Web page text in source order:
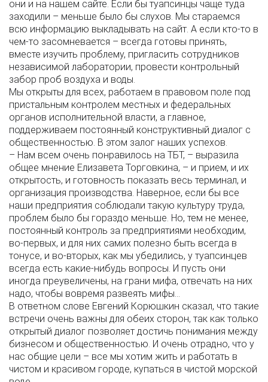
они и на нашем сайте. Если бы туапсинцы чаще туда
заходили – меньше было бы слухов. Мы стараемся
всю информацию выкладывать на сайт. А если кто-то в
чем-то засомневается – всегда готовы принять,
вместе изучить проблему, пригласить сотрудников
независимой лаборатории, провести контрольный
забор проб воздуха и воды.
Мы открыты для всех, работаем в правовом поле под
пристальным контролем местных и федеральных
органов исполнительной власти, а главное,
поддерживаем постоянный конструктивный диалог с
общественностью. В этом залог наших успехов.
– Нам всем очень понравилось на ТБТ, – выразила
общее мнение Елизавета Торговкина, – и прием, и их
открытость, и готовность показать весь терминал, и
организация производства. Наверное, если бы все
наши предприятия соблюдали такую культуру труда,
проблем было бы гораздо меньше. Но, тем не менее,
постоянный контроль за предприятиями необходим,
во-первых, и для них самих полезно быть всегда в
тонусе, и во-вторых, как мы убедились, у туапсинцев
всегда есть какие-нибудь вопросы. И пусть они
иногда преувеличены, на грани мифа, отвечать на них
надо, чтобы вовремя развеять мифы…
В ответном слове Евгений Корюшкин сказал, что такие
встречи очень важны для обеих сторон, так как только
открытый диалог позволяет достичь понимания между
бизнесом и общественностью. И очень отрадно, что у
нас общие цели – все мы хотим жить и работать в
чистом и красивом городе, купаться в чистой морской